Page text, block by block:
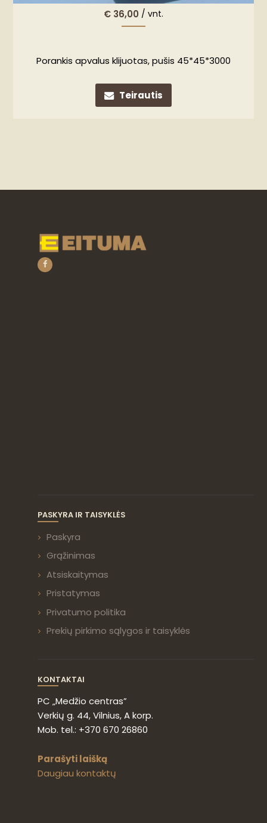
€ 36,00 / vnt.
Porankis apvalus klijuotas, pušis 45*45*3000
Teirautis
PASKYRA IR TAISYKLĖS
Paskyra
Grąžinimas
Atsiskaitymas
Pristatymas
Privatumo politika
Prekių pirkimo sąlygos ir taisyklės
KONTAKTAI
PC „Medžio centras”
Verkių g. 44, Vilnius, A korp.
Mob. tel.: +370 670 26860
Parašyti laišką
Daugiau kontaktų